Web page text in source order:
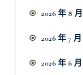
2026 年 8 月
2026 年 7 月
2026 年 6 月